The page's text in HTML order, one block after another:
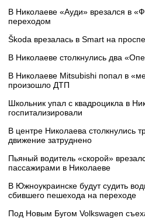
В Николаеве «Ауди» врезался в
переходом
Škoda врезалась в Smart на
В Николаеве столкнулись два
В Николаеве Mitsubishi попал в
произошло ДТП
Школьник упал с квадроцикла в
госпитализировали
В центре Николаева столкнулись
движение затруднено
Пьяный водитель «скорой»
пассажирами в Николаеве
В Южноукраинске будут судить
сбившего пешехода на переходе
Под Новым Бугом Volkswagen